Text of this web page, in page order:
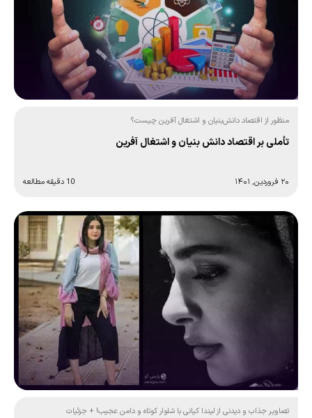
منظور از اقتصاد دانش‌بنیان و اشتغال آفرین چیست؟
تأملی بر اقتصاد دانش بنیان و اشتغال آفرین
۲۰ فروردین, ۱۴۰۱ 10 دقیقه مطالعه
تصاویر جذاب و دیدنی از لیندا کیانی با شلوار کوتاه و دامن عجیب! + جزئیات